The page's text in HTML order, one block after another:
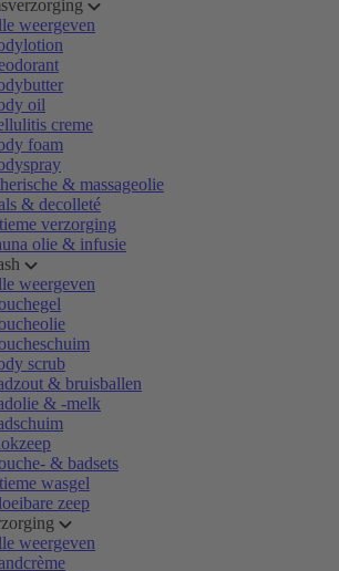
weergeven
oil
creme
foam
& massageolie
& decolleté
verzorging
olie & infusie
weergeven
scrub
& bruisballen
& -melk
& badsets
wasgel
zeep
weergeven